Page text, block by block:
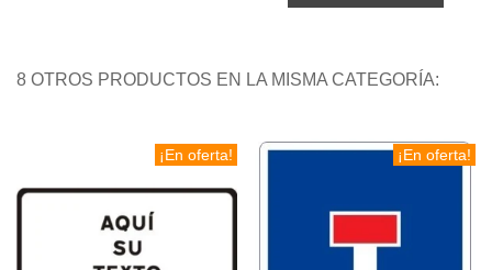
8 OTROS PRODUCTOS EN LA MISMA CATEGORÍA:
¡En oferta! ¡En oferta!